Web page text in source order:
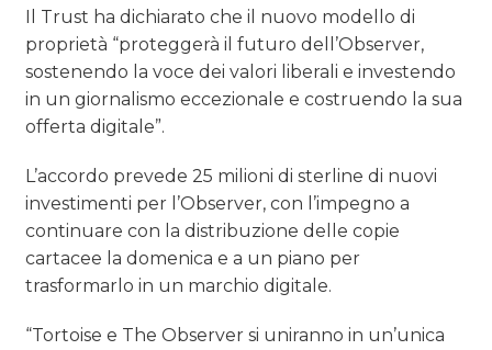
Il Trust ha dichiarato che il nuovo modello di
proprietà “proteggerà il futuro dell’Observer,
sostenendo la voce dei valori liberali e investendo
in un giornalismo eccezionale e costruendo la sua
offerta digitale”.
L’accordo prevede 25 milioni di sterline di nuovi
investimenti per l’Observer, con l’impegno a
continuare con la distribuzione delle copie
cartacee la domenica e a un piano per
trasformarlo in un marchio digitale.
“Tortoise e The Observer si uniranno in un’unica